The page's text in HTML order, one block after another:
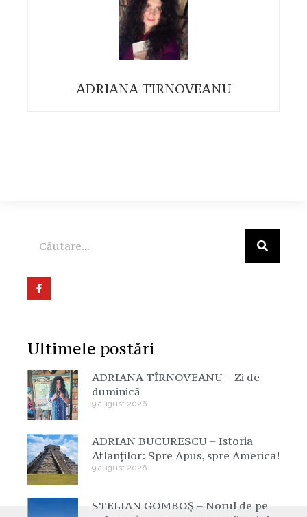
ADRIANA TIRNOVEANU
Ultimele postări
ADRIANA TÎRNOVEANU – Zi de
duminică
9 august 2026
ADRIAN BUCURESCU – Istoria
Atlanților: Spre Apus, spre America!
9 august 2026
STELIAN GOMBOȘ – Norul de pe